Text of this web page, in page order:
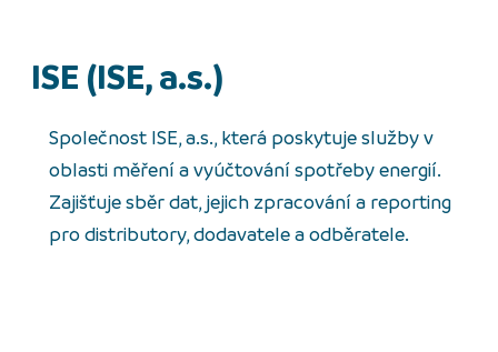
ISE (ISE, a.s.)
Společnost ISE, a.s., která poskytuje služby v
oblasti měření a vyúčtování spotřeby energií.
Zajišťuje sběr dat, jejich zpracování a reporting
pro distributory, dodavatele a odběratele.